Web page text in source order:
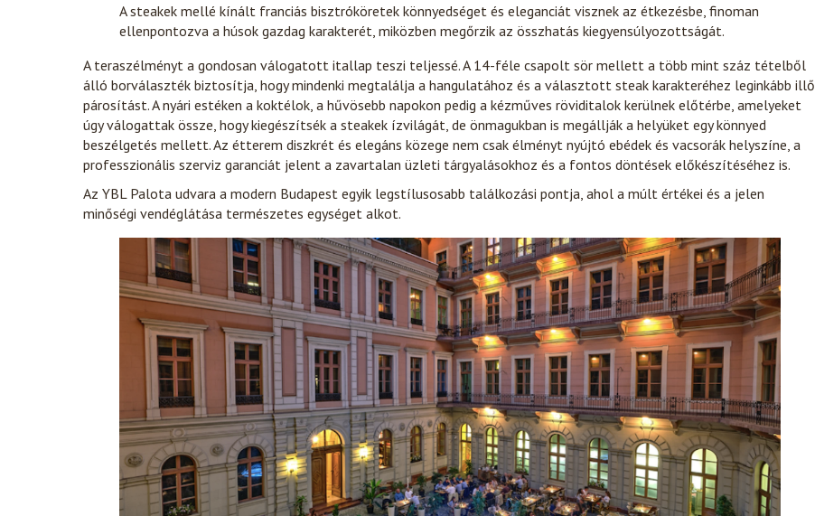
A steakek mellé kínált franciás bisztróköretek könnyedséget és eleganciát visznek az étkezésbe, finoman
ellenpontozva a húsok gazdag karakterét, miközben megőrzik az összhatás kiegyensúlyozottságát.
A teraszélményt a gondosan válogatott itallap teszi teljessé. A 14-féle csapolt sör mellett a több mint száz tételből
álló borválaszték biztosítja, hogy mindenki megtalálja a hangulatához és a választott steak karakteréhez leginkább illő
párosítást. A nyári estéken a koktélok, a hűvösebb napokon pedig a kézműves röviditalok kerülnek előtérbe, amelyeket
úgy válogattak össze, hogy kiegészítsék a steakek ízvilágát, de önmagukban is megállják a helyüket egy könnyed
beszélgetés mellett. Az étterem diszkrét és elegáns közege nem csak élményt nyújtó ebédek és vacsorák helyszíne, a
professzionális szerviz garanciát jelent a zavartalan üzleti tárgyalásokhoz és a fontos döntések előkészítéséhez is.
Az YBL Palota udvara a modern Budapest egyik legstílusosabb találkozási pontja, ahol a múlt értékei és a jelen
minőségi vendéglátása természetes egységet alkot.